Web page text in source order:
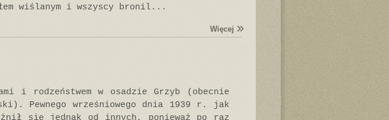
wiślanym i wszyscy bronil...
Więcej
i rodzeństwem w osadzie Grzyb (obecnie
Pewnego wrześniowego dnia 1939 r. jak
się jednak od innych, ponieważ po raz